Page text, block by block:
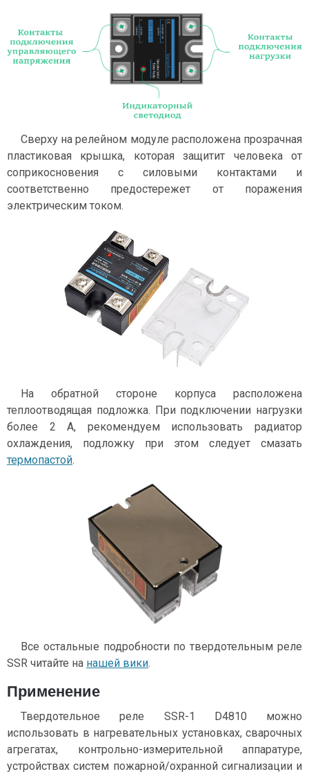
Сверху на релейном модуле расположена прозрачная
пластиковая крышка, которая защитит человека от
соприкосновения с силовыми контактами и
соответственно предостережет от поражения
электрическим током.
На обратной стороне корпуса расположена
теплоотводящая подложка. При подключении нагрузки
более 2 А, рекомендуем использовать радиатор
охлаждения, подложку при этом следует смазать
термопастой.
Все остальные подробности по твердотельным реле
SSR читайте на нашей вики.
Применение
Твердотельное реле SSR-1 D4810 можно
использовать в нагревательных установках, сварочных
агрегатах, контрольно-измерительной аппаратуре,
устройствах систем пожарной/охранной сигнализации и